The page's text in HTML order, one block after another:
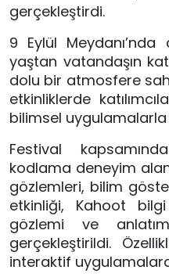
gerçekleştirdi.
9 Eylül
yaştan vatandaşın
dolu bir atmosfere
etkinliklerde
bilimsel
Festival
kodlama deneyim
gözlemleri, bilim
etkinliği, Kahoot
gözlemi ve
gerçekleştirildi.
interaktif